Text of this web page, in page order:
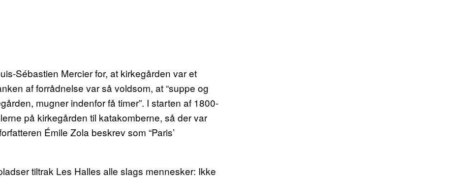
Sébastien Mercier for, at kirkegården var et
af forrådnelse var så voldsom, at “suppe og
mugner indenfor få timer”. I starten af 1800-
på kirkegården til katakomberne, så der var
Émile Zola beskrev som “Paris’
tiltrak Les Halles alle slags mennesker: Ikke